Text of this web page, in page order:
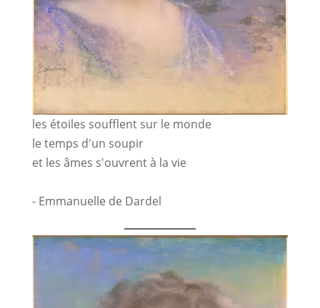
les étoiles soufflent sur le monde
le temps d'un soupir
et les âmes s'ouvrent à la vie
- Emmanuelle de Dardel